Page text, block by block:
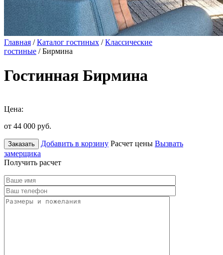
Главная /Каталог гостиных /Классические
гостиные / Бирмина
Гостинная Бирмина
Цена:
от 44 000 руб.
Заказать Добавить в корзину Расчет цены Вызвать
замерщика
Получить расчет